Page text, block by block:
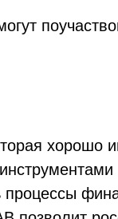
хорошо
процессы